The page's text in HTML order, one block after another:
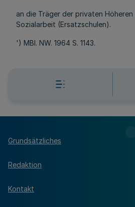
an die Träger der privaten
Sozialarbeit (Ersatzschulen).
') MBl. NW. 1964 S. 1143.
Grundsätzliches
Redaktion
Kontakt